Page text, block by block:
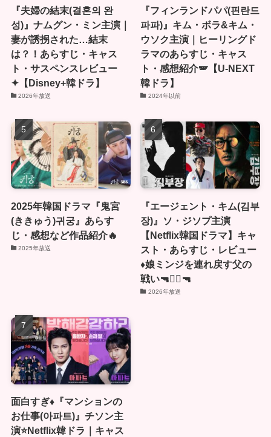
『夫婦の結末(결혼의 완
성)』ナムグン・ミン主演｜
妻が誘拐された…結末
は？！あらすじ・キャス
ト・サスペンスレビュー
✦【Disney+韓ドラ】
2026年放送
『フィンランドパパ(핀란드
파파)』キム・ボラ&キム・
ウソク主演｜ヒーリングド
ラマのあらすじ・キャス
ト・感想紹介🪽【U-NEXT
韓ドラ】
2024年以前
2025年韓国ドラマ『鬼宮
(ききゅう)귀궁』あらす
じ・感想など作品紹介🔥
2025年放送
『エージェント・キム(김부
장)』ソ・ジソプ主演
【Netflix韓国ドラマ】キャ
スト・あらすじ・レビュー
♦️娘ミンジを連れ戻す父の
戦い🔫🏴‍☠🔫
2026年放送
面白すぎ♦️『マンションの
お仕事(아파트)』チソン主
演⭐️Netflix韓ドラ｜キャス